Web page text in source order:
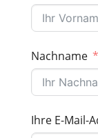
Nachname
Ihre E-Mail-